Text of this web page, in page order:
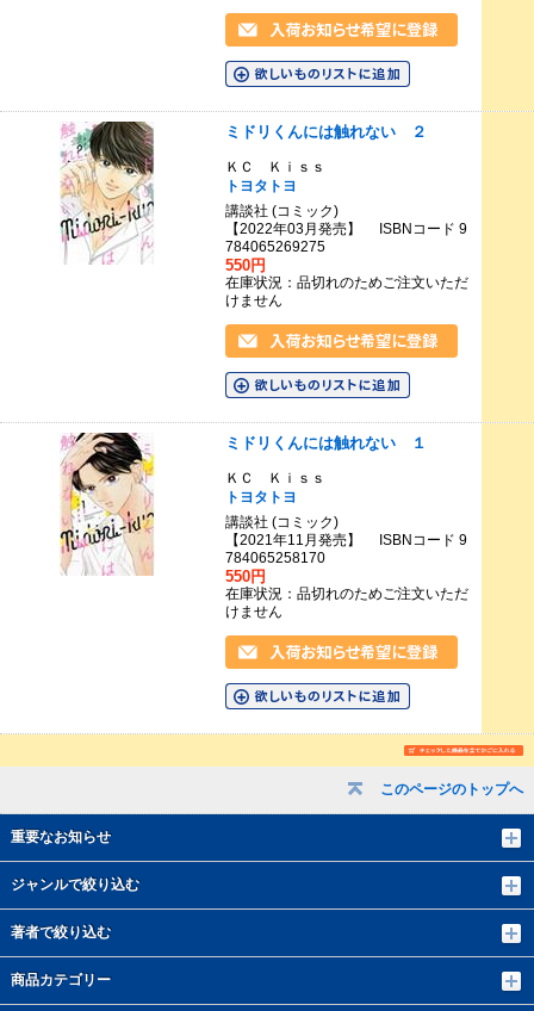
このページのトップへ
重要なお知らせ
ジャンルで絞り込む
著者で絞り込む
商品カテゴリー
ミドリくんには触れない ２
ＫＣ Ｋｉｓｓ
トヨタトヨ
講談社 (コミック)
【2022年03月発売】 ISBNコード 9
784065269275
550円
在庫状況：品切れのためご注文いただ
けません
ミドリくんには触れない １
ＫＣ Ｋｉｓｓ
トヨタトヨ
講談社 (コミック)
【2021年11月発売】 ISBNコード 9
784065258170
550円
在庫状況：品切れのためご注文いただ
けません